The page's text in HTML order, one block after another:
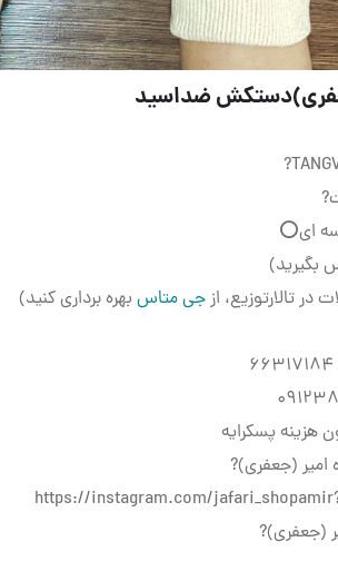
ضداسید
ای⭕
بگیرید)
تالارتوزیع، ازجی متاس بهره برداری کنید)
هزینه پسکرایه
امیر (جعفری)?
https://instagram.com/
(جعفری)?